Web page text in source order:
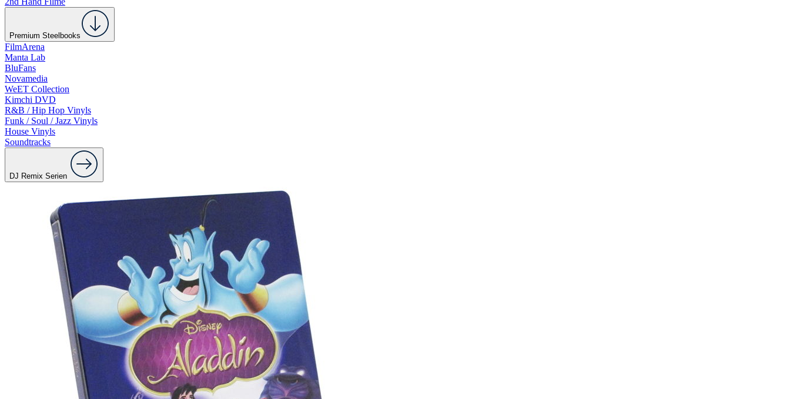
Premium Steelbooks
FilmArena
Manta Lab
BluFans
Novamedia
WeET Collection
Kimchi DVD
R&B / Hip Hop Vinyls
Funk / Soul / Jazz Vinyls
House Vinyls
Soundtracks
DJ Remix Serien